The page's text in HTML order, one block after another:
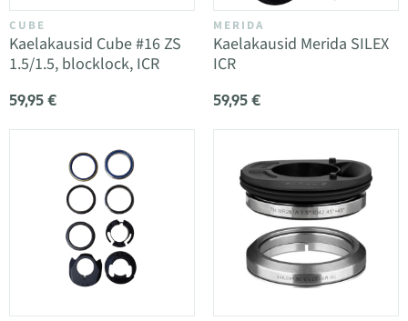
CUBE
Kaelakausid Cube #16 ZS
1.5/1.5, blocklock, ICR
59,95 €
MERIDA
Kaelakausid Merida SILEX
ICR
59,95 €